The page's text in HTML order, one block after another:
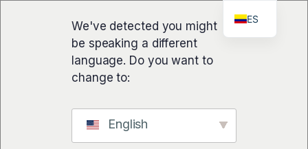
We've detected you might
be speaking a different
language. Do you want to
change to:
English
ES